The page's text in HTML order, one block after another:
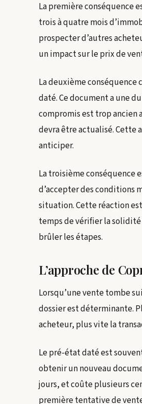
La première conséquence
trois à quatre mois
prospecter d’autres
un impact sur le prix de
La deuxième
daté. Ce document a une
compromis est trop ancien
devra être actualisé. Cette
anticiper.
La troisième conséquence
d’accepter des conditions
situation. Cette réaction
temps de vérifier la
brûler les étapes.
L’approche de
Lorsqu’une vente tombe
dossier est déterminante.
acheteur, plus vite la
Le pré-état daté est
obtenir un nouveau
jours, et coûte plusieurs
première tentative de